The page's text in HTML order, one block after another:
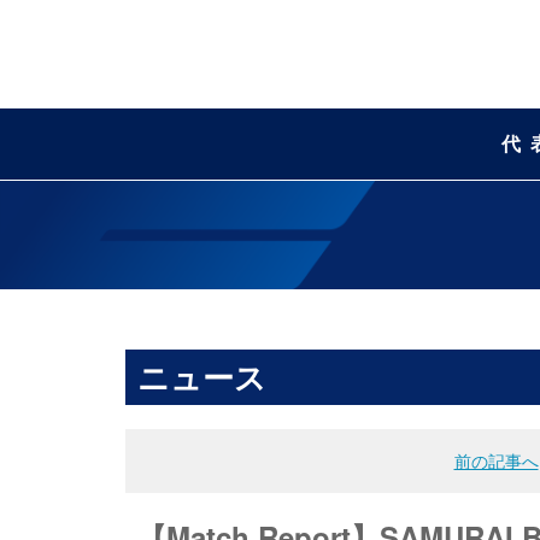
代
ニュース
前の記事へ